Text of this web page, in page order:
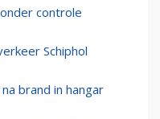
controle
Schiphol
brand in hangar